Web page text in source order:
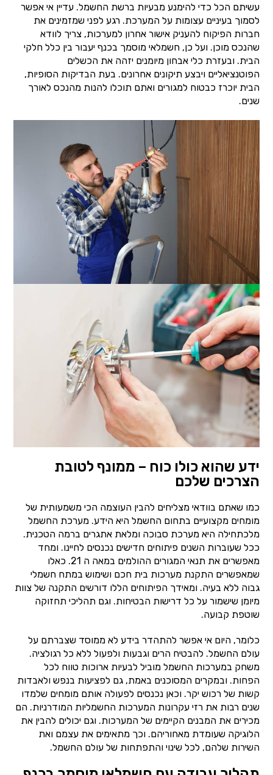
עשיתם הכל כדי להימנע מבעיות ברשת החשמל. עדיין אי אפשר
לסמוך בעיניים עצומות על המערכת. רגע לפני שמזמינים את
חברות הפיקוח להעניק אישור אחרון למערכות, צריך לוודא
שהנכס מוכן. ועל כן, חשמלאי מוסמך בכנף יעבור בין כלל חלקי
הבית. ובעזרת כלי אבחון מיומנים יזהה את הכשלים
הפוטנציאליים ויבצע תיקונים אחרונים. בעת הבדיקות הסופיות,
הבית יוכרז כבטוח למגורים ואתם תוכלו להנות מהנכס לאורך
שנים.
ידע שהוא כולו כוח – ממונף לטובת
הצרכים שלכם
כמו שאתם בוודאי מצליחים להבין העוצמה הכי משמעותית של
מומחים מקצועיים בתחום החשמל היא הידע. מערכת החשמל
מלכתחילה היא מערכת סבוכה ומלאת אתגרים ברמה הטכנית.
ככל שעוברות השנים פיתוחים חדישים נכנסים לחיינו. ומחד
מאפשרים את תנאי המגורים ההולמים במאה ה 21. כאלו
שמאפשרים התקנת מערכות בית חכם ושימוש במתח חשמלי
גבוה ללא בעיה. ומאידך הפיתוחים הללו דורשים התקנה של צוות
מיומן שישמור על כל דרישות הבטיחות. וגם תהליכי תחזוקה
שוטפת קבועה.
כלומר, היום אי אפשר להתהדר בידע לא ממוסד שצברתם על
עולם החשמל. להבטיח הרים וגבעות ולפעול ללא כל רגולציה.
משחק במערכות החשמל מוביל לבעיות ארוכות טווח לכל
הפחות. ובמקרים המסוכנים באמת, גם לפציעות בנפש ולאבדות
קשות של רכוש יקר. וכאן נכנסים לפעולה אותם מומחים שלמדו
שנים רבות את רזי עקרונות המערכות החשמליות המודרניות. הם
מכירים את המבנים הקיימים של המערכות. וגם יכולים להבין את
הלוגיקה שעומדת מאחוריהם. וכך מתאימים את עצמם ואת
השירות שלהם, לכל שינוי והתפתחות של עולם החשמל.